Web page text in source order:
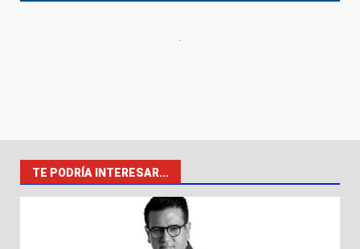
TE PODRÍA INTERESAR...